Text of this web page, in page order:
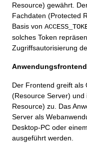
Resource) gewährt.
Fachdaten (Protected
Basis von
solches Token
Zugriffsautorisierung
Anwendungsfrontend
Der Frontend greift als
(Resource Server)
Resource) zu. Das
Server als
Desktop-PC oder
ausgeführt werden.